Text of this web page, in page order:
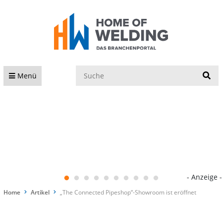
Menü
- Anzeige -
Home Artikel „The Connected Pipeshop“-Showroom ist eröffnet